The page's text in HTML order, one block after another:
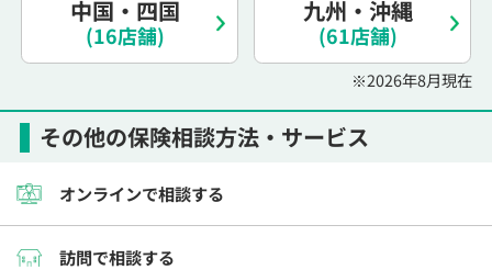
電話で相談予約 （オンライン保険相談専用）
0120-987-110
※受付時間外にご予約をいただいた場合は、
翌営業日のご連絡となります
その他の保険相談方法・サービス
オンラインで相談する
訪問で相談する
中国・四国
(16店舗)
九州・沖縄
(61店舗)
※2026年8月現在